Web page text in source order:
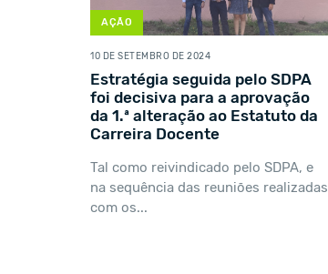
AÇÃO
10 DE SETEMBRO DE 2024
Estratégia seguida pelo SDPA
foi decisiva para a aprovação
da 1.ª alteração ao Estatuto da
Carreira Docente
Tal como reivindicado pelo SDPA, e
na sequência das reuniões realizadas
com os...